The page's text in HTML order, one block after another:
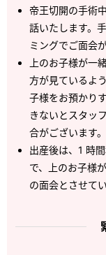
帝王切開の手術
話いたします。
ミングでご面会
上のお子様が一
方が見ているよ
子様をお預かり
きないとスタッ
合がございます。
出産後は、1 時
で、上のお子様
の面会とさせて